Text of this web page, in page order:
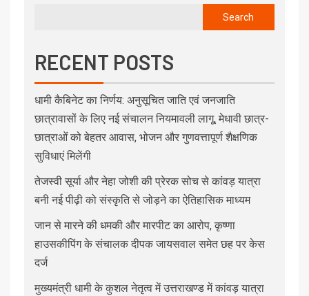
Search
RECENT POSTS
धामी कैबिनेट का निर्णय: अनुसूचित जाति एवं जनजाति
छात्रावासों के लिए नई संचालन नियमावली लागू, मेधावी छात्र-
छात्राओं को बेहतर आवास, भोजन और गुणवत्तापूर्ण शैक्षणिक
सुविधाएं मिलेंगी
तेजस्वी सूर्या और नेहा जोशी की प्रेरक सोच से कांवड़ यात्रा
बनी नई पीढ़ी को संस्कृति से जोड़ने का ऐतिहासिक माध्यम
जान से मारने की धमकी और मारपीट का आरोप, कृष्णा
हाउसकीपिंग के संचालक दीपक जायसवाल समेत छह पर केस
दर्ज
मुख्यमंत्री धामी के कुशल नेतृत्व में उत्तराखण्ड में कांवड़ यात्रा